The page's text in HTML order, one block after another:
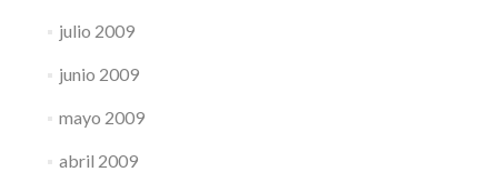
julio 2009
junio 2009
mayo 2009
abril 2009